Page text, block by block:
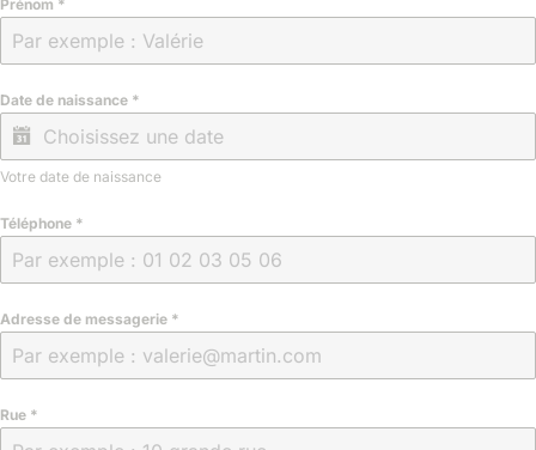
Prénom *
Date de naissance *
Votre date de naissance
Téléphone *
Adresse de messagerie *
Rue *